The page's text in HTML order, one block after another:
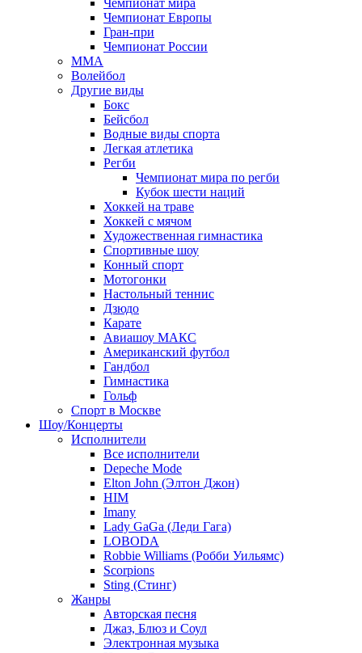
Чемпионат мира
Чемпионат Европы
Гран-при
Чемпионат России
MMA
Волейбол
Другие виды
Бокс
Бейсбол
Водные виды спорта
Легкая атлетика
Регби
Чемпионат мира по регби
Кубок шести наций
Хоккей на траве
Хоккей с мячом
Художественная гимнастика
Спортивные шоу
Конный спорт
Мотогонки
Настольный теннис
Дзюдо
Карате
Авиашоу МАКС
Американский футбол
Гандбол
Гимнастика
Гольф
Спорт в Москве
Шоу/Концерты
Исполнители
Все исполнители
Depeche Mode
Elton John (Элтон Джон)
HIM
Imany
Lady GaGa (Леди Гага)
LOBODA
Robbie Williams (Робби Уильямс)
Scorpions
Sting (Стинг)
Жанры
Авторская песня
Джаз, Блюз и Соул
Электронная музыка